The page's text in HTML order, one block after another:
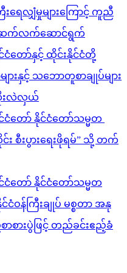
ရေလျှံမှုများကြောင့် ကူညီ
ဆက်လက်ဆောင်ရွက်
ငံတော်နှင့် ထိုင်းနိုင်ငံတို့
ားနှင့် သဘောတူစာချုပ်များ
းလဲလှယ်
ငံတော် နိုင်ငံတော်သမ္မတ
း စီးပွားရေးဖိုရမ်” သို့ တက်
ငံတော် နိုင်ငံတော်သမ္မတ
ငံဝန်ကြီးချုပ် မစ္စတာ အနု
စားပွဲဖြင့် တည်ခင်းဧည့်ခံ